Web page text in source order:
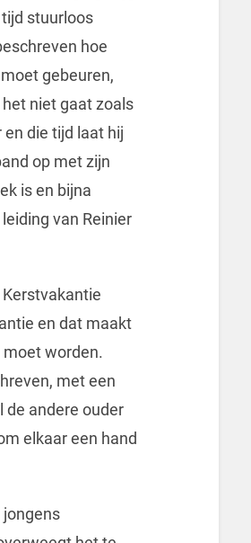
stuurloos
hoe
gebeuren,
niet gaat zoals
die tijd laat hij
op met zijn
is en bijna
van Reinier
en dat maakt
moet worden.
met een
de andere ouder
elkaar een hand